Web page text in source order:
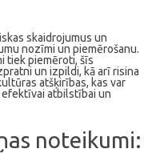
skaidrojumus un
nozīmi un piemērošanu.
tiek piemēroti, šīs
un izpildi, kā arī risina
atšķirības, kas var
efektīvai atbilstībai un
noteikumi: